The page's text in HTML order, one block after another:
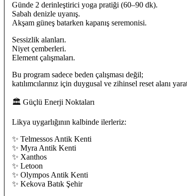
Günde 2 derinleştirici yoga pratiği (60–90 dk).
Sabah denizle uyanış.
Akşam güneş batarken kapanış seremonisi.
Sessizlik alanları.
Niyet çemberleri.
Element çalışmaları.
Bu program sadece beden çalışması değil;
katılımcılarınız için duygusal ve zihinsel reset alanı
🏛 Güçlü Enerji Noktaları
Likya uygarlığının kalbinde ilerleriz:
✨ Telmessos Antik Kenti
✨ Myra Antik Kenti
✨ Xanthos
✨ Letoon
✨ Olympos Antik Kenti
✨ Kekova Batık Şehir